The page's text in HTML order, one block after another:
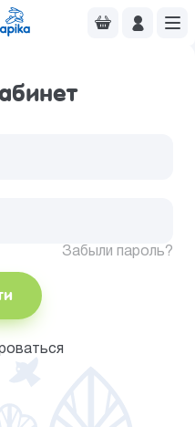
Забыли пароль?